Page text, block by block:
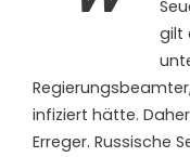
gilt
infiziert hätte.
Erreger. Russische